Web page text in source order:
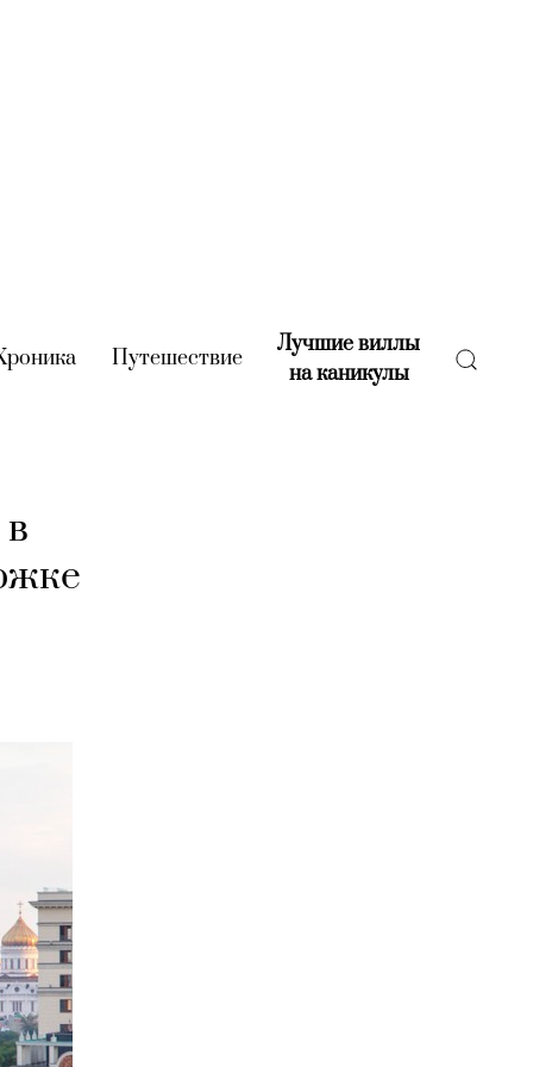
(current)
Путешествие(current)
Лучшие виллы
на каникулы(current)